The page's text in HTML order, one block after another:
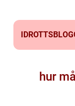
hur